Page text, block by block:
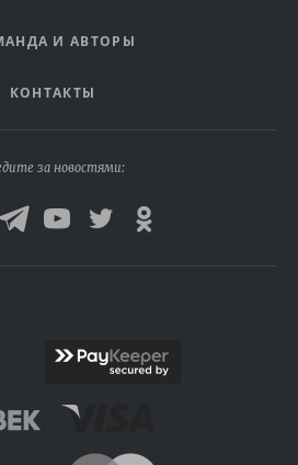
И АВТОРЫ
КОНТАКТЫ
за новостями: